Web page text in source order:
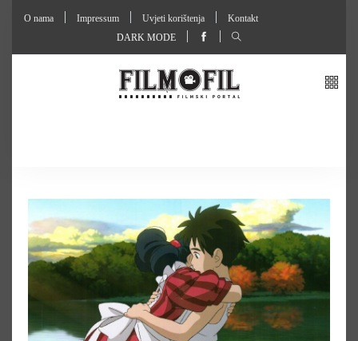
O nama Impressum Uvjeti korištenja
Kontakt
DARK MODE